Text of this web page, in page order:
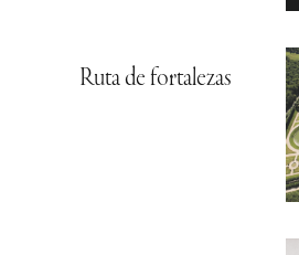
Ruta de fortalezas